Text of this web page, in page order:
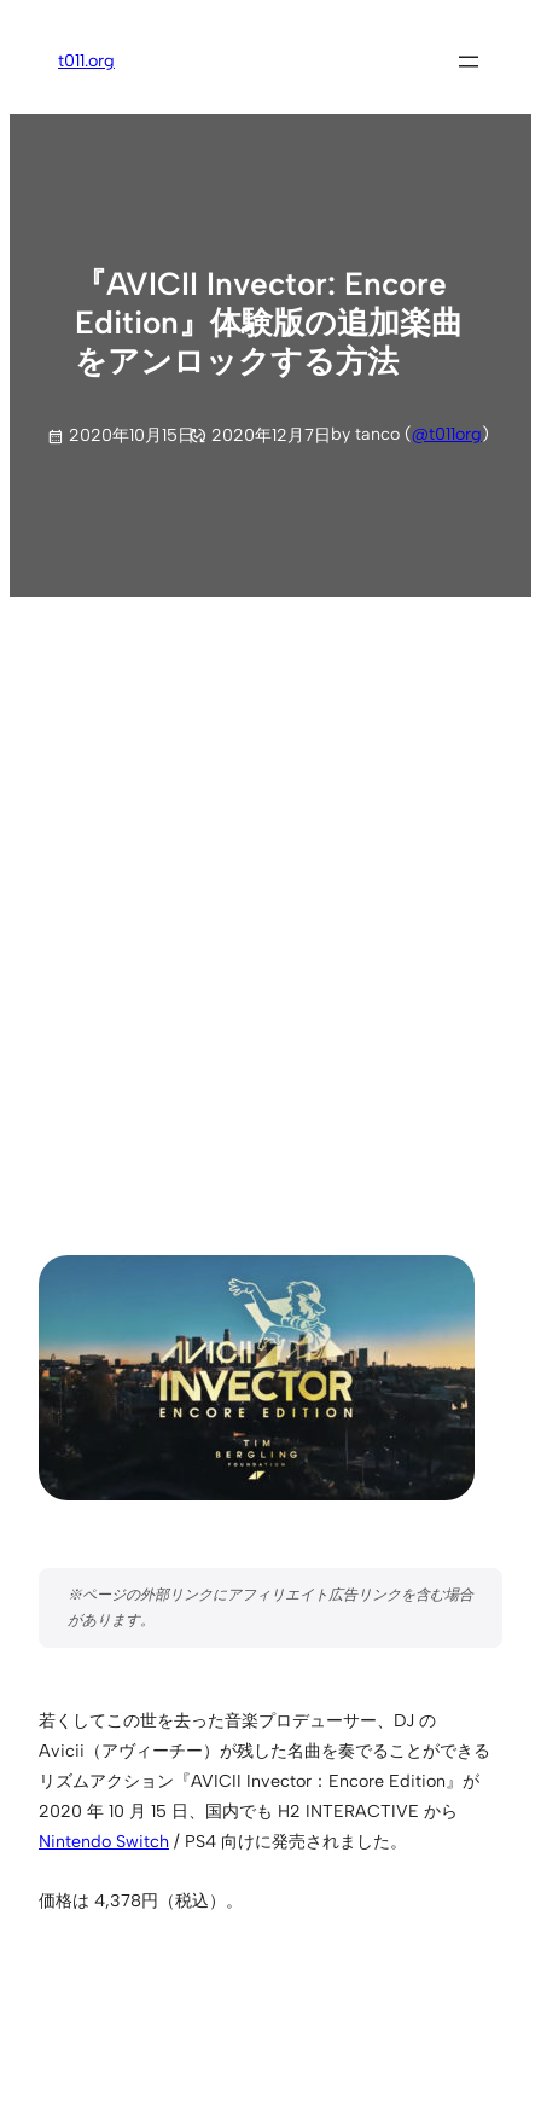
ス
t011.org
『AVICII Invector: Encore
Edition』体験版の追加楽曲
をアンロックする方法
2020年10月15日 2020年12月7日by tanco (@t011org)
若くしてこの世を去った音楽プロデューサー、DJ の
Avicii（アヴィーチー）が残した名曲を奏でることができる
リズムアクション『AVICII Invector：Encore Edition』が
2020 年 10 月 15 日、国内でも H2 INTERACTIVE から
Nintendo Switch / PS4 向けに発売されました。
価格は 4,378円（税込）。